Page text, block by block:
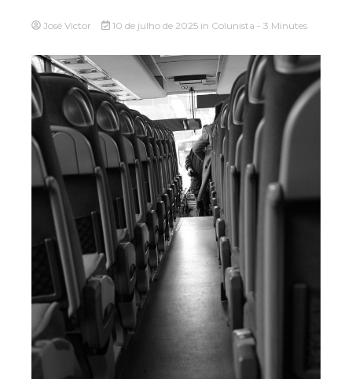
José Victor 10 de julho de 2025 in Colunista - 3 Minutes